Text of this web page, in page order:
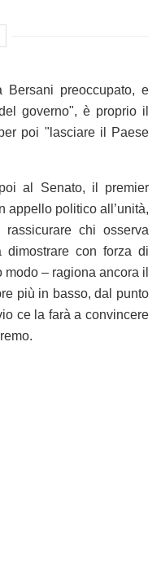
Bersani preoccupato, e
governo", è proprio il
poi "lasciare il Paese
al Senato, il premier
appello politico all’unità,
chi osserva
dimostrare con forza di
– ragiona ancora il
più in basso, dal punto
ce la farà a convincere